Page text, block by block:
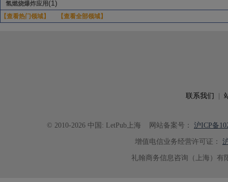
氢燃烧爆炸应用 (1)
【查看热门领域】 【查看全部领域】
联系我们
© 2010-2026 中国: LetPub上海 网站备案号： 沪ICP备
增值电信业务经营许可证：
礼翰商务信息咨询（上海）